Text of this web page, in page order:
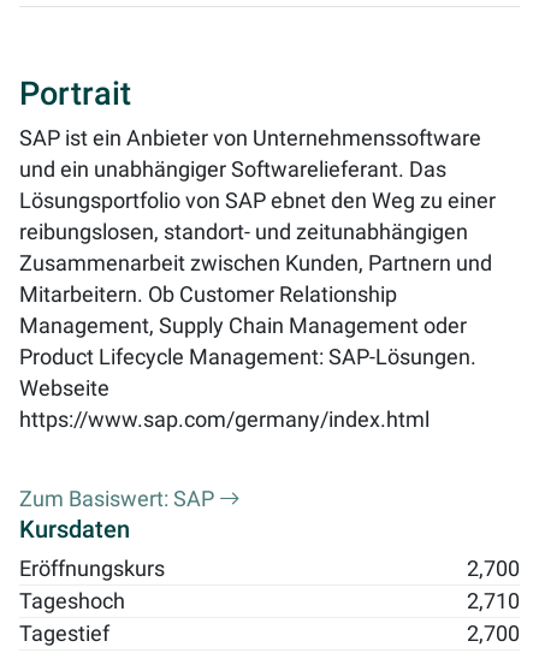
Portrait
SAP ist ein Anbieter von Unternehmenssoftware
und ein unabhängiger Softwarelieferant. Das
Lösungsportfolio von SAP ebnet den Weg zu einer
reibungslosen, standort- und zeitunabhängigen
Zusammenarbeit zwischen Kunden, Partnern und
Mitarbeitern. Ob Customer Relationship
Management, Supply Chain Management oder
Product Lifecycle Management: SAP-Lösungen.
Webseite
https://www.sap.com/germany/index.html
Zum Basiswert: SAP
Kursdaten
Eröffnungskurs
2,700
Tageshoch
2,710
Tagestief
2,700